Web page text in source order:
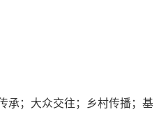
承；大众交往；乡村传播；基